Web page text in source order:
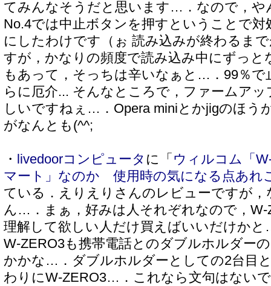
てみんなそうだと思います…．なので，や
No.4では中止ボタンを押すということで
にしたわけです（ぉ 読み込みが終わるま
すが，かなりの頻度で読み込み中にずっ
もあって，そっちは辛いなぁと…．99％
らに厄介... そんなところで，ファームア
しいですねぇ…．Opera miniとかjigのほう
がなんとも(^^;
・ livedoorコンピュータ に「 ウィルコム「
マート」なのか 使用時の気になる点あれ
ている．えりえりさんのレビューですが
ん…．まぁ，好みは人それぞれなので，W-
理解して欲しい人だけ買えばいいだけか
W-ZERO3も携帯電話とのダブルホルダー
かかな…．ダブルホルダーとしての2台目
わりにW-ZERO3…．これなら文句はない